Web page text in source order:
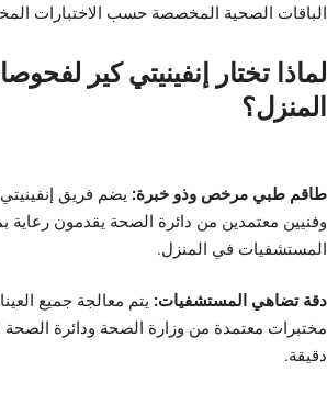
الباقات الصحية المخصصة حسب الاختبارات
لماذا تختار إنفينيتي كير
المنزل؟
طاقم طبي مرخص وذو خبرة: يضم فريق
وفنيين معتمدين من دائرة الصحة يقدمون رعاية
المستشفيات في المنزل.
دقة تضاهي المستشفيات: يتم معالجة جميع
مختبرات معتمدة من وزارة الصحة ودائرة الصحة
دقيقة.